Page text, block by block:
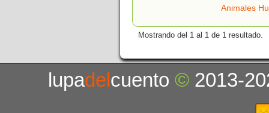
Animales
Mostrando del 1 al 1 de 1 resultado.
lupadelcuento© 2013-